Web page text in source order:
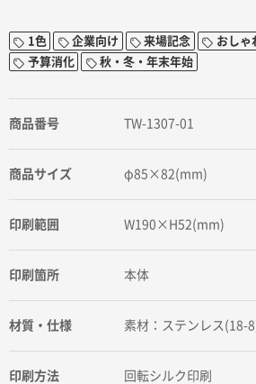
1色 企業向け 来場記念
おしゃ
予算消化
秋・冬・年末年始
商品番号 TW-1307-01
商品サイズ φ85×82(mm)
印刷範囲 W190×H52(mm)
印刷箇所 本体
材質・仕様 素材：ステンレス(18-
印刷方法 回転シルク印刷